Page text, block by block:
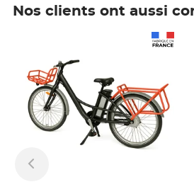
Nos clients ont aussi